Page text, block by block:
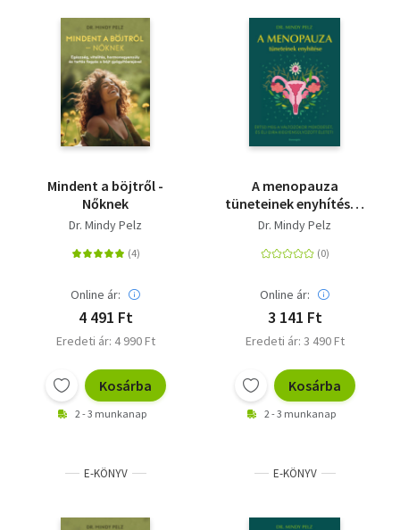
Mindent a böjtről -
Nőknek
Dr. Mindy Pelz
Online ár:
4 491 Ft
Eredeti ár: 4 990 Ft
Kosárba
2 - 3 munkanap
A menopauza
tüneteinek enyhítése -
Értsd meg a
működését, és élj újra
életet!
Dr. Mindy Pelz
Online ár:
3 141 Ft
Eredeti ár: 3 490 Ft
Kosárba
2 - 3 munkanap
E-KÖNYV E-KÖNYV